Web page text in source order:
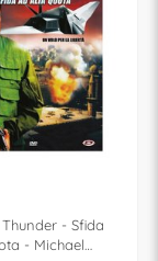
- Sfida
- Michael